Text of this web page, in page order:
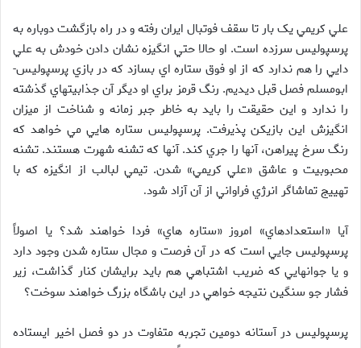
علي کريمي يک بار تا سقف فوتبال ايران رفته و در راه بازگشت دوباره به
پرسپوليس سرزده است. او حالا حتي انگيزه نشان دادن خودش به علي
دايي را هم ندارد که از او فوق ستاره اي بسازد که در بازي پرسپوليس-
ابومسلم فصل قبل ديديم. رنگ قرمز براي او ديگر آن جذابيتهاي گذشته
را ندارد و اين حقيقت را بايد به خاطر جبر زمانه و شناخت از ميزان
انگيزش اين بازيکن پذيرفت. پرسپوليس ستاره هايي مي خواهد که
رنگ سرخ پيراهن، آنها را جري کند. آنها که تشنه شهرت هستند. تشنه
محبوبيت و عاشق «علي کريمي» شدن. تيمي لبالب از انگيزه که با
تهييج تماشاگر انرژي فراواني از آن آزاد شود.
آيا «استعدادهاي» امروز «ستاره هاي» فردا خواهند شد؟ يا اصولاً
پرسپوليس جايي است که در آن فرصت و مجال ستاره شدن وجود دارد
و يا جوانهايي که ضريب اشتباهي هم بايد برايشان کنار گذاشت، زير
فشار جو سنگين نتيجه خواهي در اين باشگاه بزرگ خواهند سوخت؟
پرسپوليس در آستانه دومين تجربه متفاوت در دو فصل اخير ايستاده